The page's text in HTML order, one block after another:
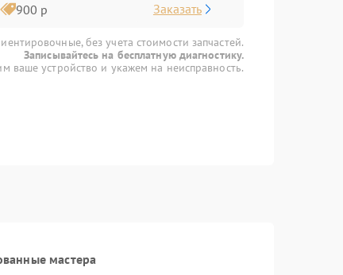
900 р Заказать
без учета стоимости запчастей.
Записывайтесь на бесплатную диагностику.
ваше устройство и укажем на неисправность.
мастера